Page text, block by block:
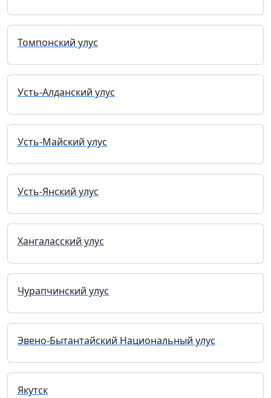
Томпонский улус
Усть-Алданский улус
Усть-Майский улус
Усть-Янский улус
Хангаласский улус
Чурапчинский улус
Эвено-Бытантайский Национальный улус
Якутск